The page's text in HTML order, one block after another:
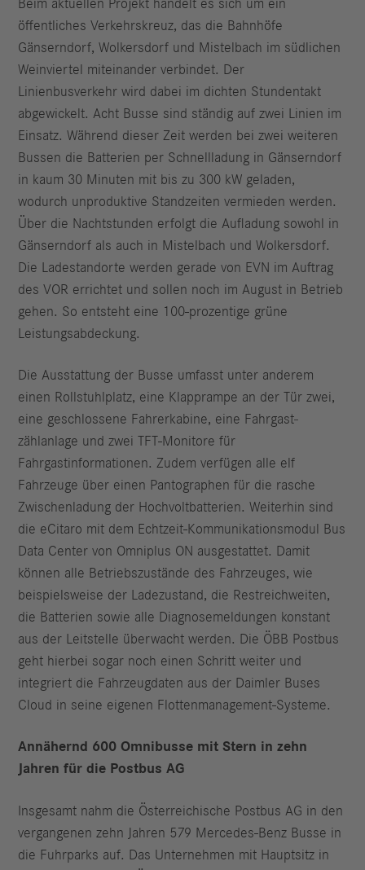
Beim aktuellen Projekt handelt es sich um ein
öffentliches Verkehrskreuz, das die Bahnhöfe
Gänserndorf, Wolkersdorf und Mistelbach im südlichen
Weinviertel miteinander verbindet. Der
Linienbusverkehr wird dabei im dichten Stundentakt
abgewickelt. Acht Busse sind ständig auf zwei Linien im
Einsatz. Während dieser Zeit werden bei zwei weiteren
Bussen die Batterien per Schnellladung in Gänserndorf
in kaum 30 Minuten mit bis zu 300 kW geladen,
wodurch unproduktive Standzeiten vermieden werden.
Über die Nachtstunden erfolgt die Aufladung sowohl in
Gänserndorf als auch in Mistelbach und Wolkersdorf.
Die Ladestandorte werden gerade von EVN im Auftrag
des VOR errichtet und sollen noch im August in Betrieb
gehen. So entsteht eine 100-prozentige grüne
Leistungsabdeckung.
Die Ausstattung der Busse umfasst unter anderem
einen Rollstuhlplatz, eine Klapprampe an der Tür zwei,
eine geschlossene Fahrerkabine, eine Fahrgast­
zählanlage und zwei TFT-Monitore für
Fahrgastinformationen. Zudem verfügen alle elf
Fahrzeuge über einen Pantographen für die rasche
Zwischenladung der Hochvoltbatterien. Weiterhin sind
die eCitaro mit dem Echtzeit-Kommunikations­modul Bus
Data Center von Omniplus ON ausgestattet. Damit
können alle Betriebszustände des Fahrzeuges, wie
beispielsweise der Ladezustand, die Restreichweiten,
die Batterien sowie alle Diagnosemeldungen konstant
aus der Leitstelle überwacht werden. Die ÖBB Postbus
geht hierbei sogar noch einen Schritt weiter und
integriert die Fahrzeugdaten aus der Daimler Buses
Cloud in seine eigenen Flottenmanagement-Systeme.
Annähernd 600 Omnibusse mit Stern in zehn
Jahren für die Postbus AG
Insgesamt nahm die Österreichische Postbus AG in den
vergangenen zehn Jahren 579 Mercedes-Benz Busse in
die Fuhrparks auf. Das Unternehmen mit Hauptsitz in